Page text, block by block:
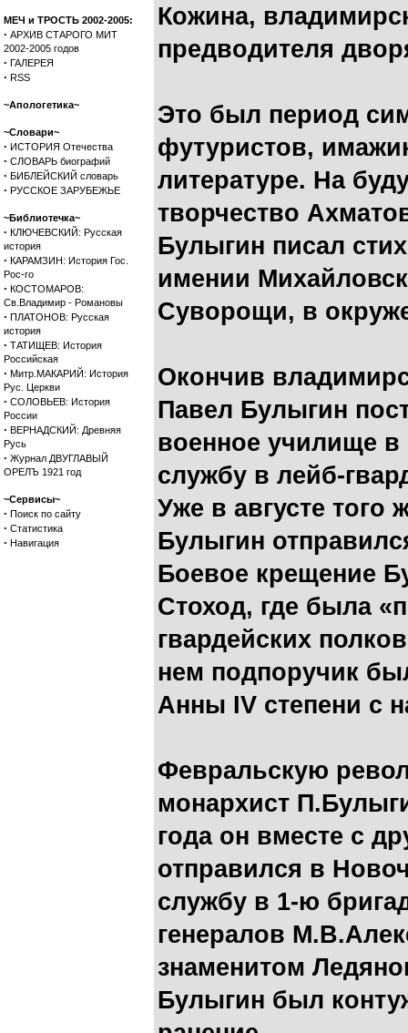
МЕЧ и ТРОСТЬ 2002-2005:
· АРХИВ СТАРОГО МИТ
2002-2005 годов
· ГАЛЕРЕЯ
· RSS
~Апологетика~
~Словари~
· ИСТОРИЯ Отечества
· СЛОВАРЬ биографий
· БИБЛЕЙСКИЙ словарь
· РУССКОЕ ЗАРУБЕЖЬЕ
~Библиотечка~
· КЛЮЧЕВСКИЙ: Русская
история
· КАРАМЗИН: История Гос.
Рос-го
· КОСТОМАРОВ:
Св.Владимир - Романовы
· ПЛАТОНОВ: Русская
история
· ТАТИЩЕВ: История
Российская
· Митр.МАКАРИЙ: История
Рус. Церкви
· СОЛОВЬЕВ: История
России
· ВЕРНАДСКИЙ: Древняя
Русь
· Журнал ДВУГЛАВЫЙ
ОРЕЛЪ 1921 год
~Сервисы~
· Поиск по сайту
· Статистика
· Навигация
Кожина,
предводителя
Это был период
футуристов,
литературе. На
творчество
Булыгин писал
имении
Суворощи, в
Окончив
Павел Булыгин
военное училище в
службу в лейб-
Уже в августе того
Булыгин
Боевое крещение
Стоход, где была
гвардейских
нем подпоручик
Анны IV степени с
Февральскую
монархист
года он вместе с
отправился в
службу в 1-ю
генералов
знаменитом
Булыгин был